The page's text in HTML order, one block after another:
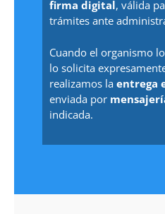
firma digital, válida
trámites ante
Cuando el organismo
lo solicita
realizamos la entrega
enviada por
indicada.